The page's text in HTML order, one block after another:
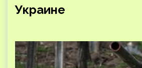
Украине